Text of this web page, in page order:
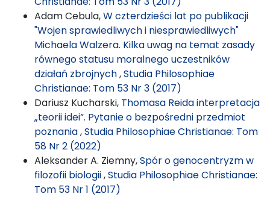
Adam Cebula,W czterdzieści lat po publikacji
"Wojen sprawiedliwych i niesprawiedliwych"
Michaela Walzera. Kilka uwag na temat zasady
równego statusu moralnego uczestników
działań zbrojnych,Studia Philosophiae
Christianae: Tom 53 Nr 3 (2017)
Dariusz Kucharski, Thomasa Reida interpretacja
„teorii idei”. Pytanie o bezpośredni przedmiot
poznania,Studia Philosophiae Christianae: Tom
58 Nr 2 (2022)
Aleksander A. Ziemny,Spór o genocentryzm w
filozofii biologii,Studia Philosophiae Christianae:
Tom 53 Nr 1 (2017)